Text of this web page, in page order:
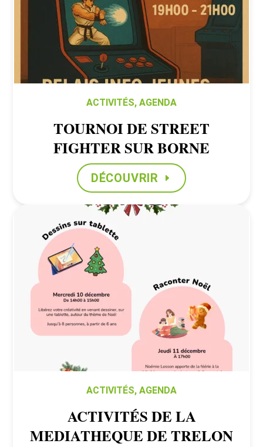
ACTIVITÉS, AGENDA
TOURNOI DE STREET
FIGHTER SUR BORNE
DÉCOUVRIR
ACTIVITÉS, AGENDA
ACTIVITÉS DE LA
MEDIATHEQUE DE TRELON